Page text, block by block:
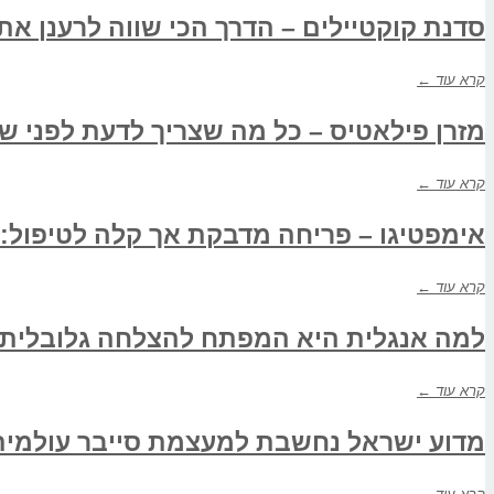
סדנת קוקטיילים – הדרך הכי שווה לרענן
קרא עוד ←
מזרן פילאטיס – כל מה שצריך לדעת לפני
קרא עוד ←
אימפטיגו – פריחה מדבקת אך קלה
קרא עוד ←
למה אנגלית היא המפתח להצלחה גלובלית
קרא עוד ←
מדוע ישראל נחשבת למעצמת סייבר